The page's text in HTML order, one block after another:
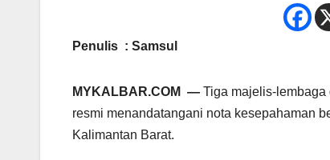
Penulis : Samsul
MYKALBAR.COM — Tiga majelis-
resmi menandatangani nota kesepahaman
Kalimantan Barat.